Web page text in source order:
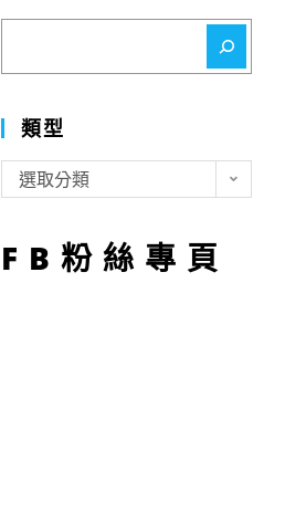
類型
型
選取分類
FB粉絲專頁